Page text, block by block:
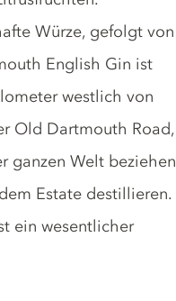
Würze, gefolgt von
English Gin ist
westlich von
Old Dartmouth Road,
ganzen Welt beziehen
Estate destillieren.
ein wesentlicher